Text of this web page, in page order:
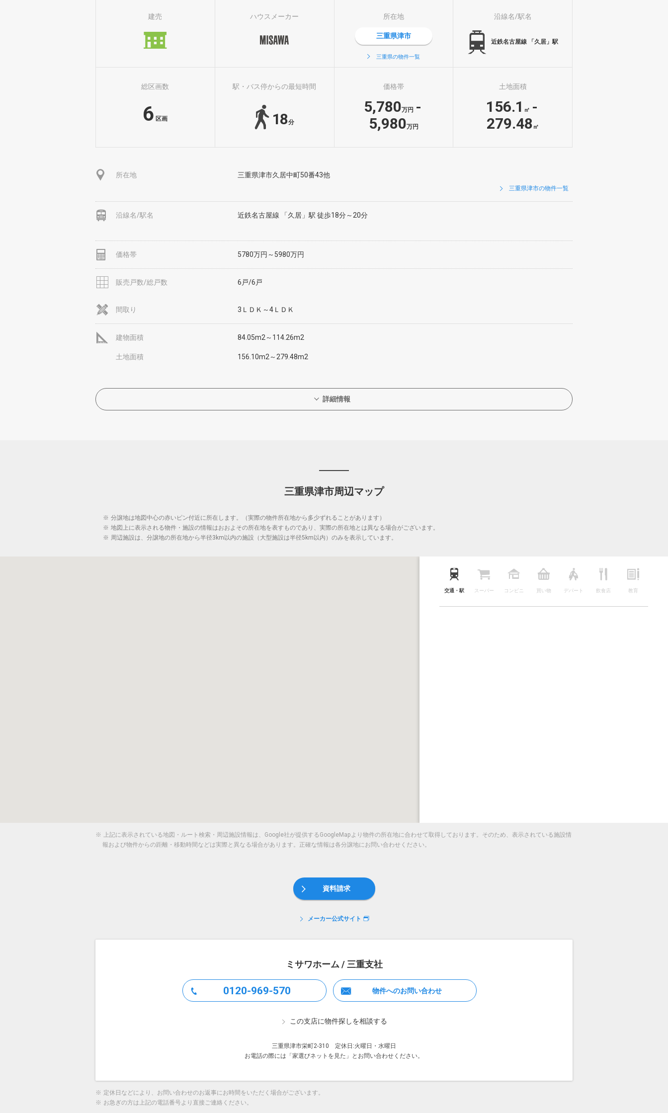
建売 ハウスメーカー 所在地
三重県津市
三重県の物件一覧
沿線名/駅名
近鉄名古屋線 「久居」駅
総区画数
6 区画
駅・バス停からの最短時間
18分
価格帯
5,780万円 -
5,980万円
土地面積
156.1 ㎡ -
279.48 ㎡
所在地 三重県津市久居中町50番43他
三重県津市の物件一覧
沿線名/駅名 近鉄名古屋線 「久居」駅 徒歩18分～20分
価格帯 5780万円～5980万円
販売戸数/総戸数 6戸/6戸
間取り 3ＬＤＫ～4ＬＤＫ
建物面積 84.05m2～114.26m2
土地面積 156.10m2～279.48m2
詳細情報
三重県津市周辺マップ
※ 分譲地は地図中心の赤いピン付近に所在します。（実際の物件所在地から多少ずれることがあります）
※ 地図上に表示される物件・施設の情報はおおよその所在地を表すものであり、実際の所在地とは異なる場合がございます。
※ 周辺施設は、分譲地の所在地から半径3km以内の施設（大型施設は半径5km以内）のみを表示しています。
交通・駅 スーパー コンビニ 買い物 デパート 飲食店 教育
※
上記に表示されている地図・ルート検索・周辺施設情報は、Google社が提供するGoogleMapより物件の所在地に合わせて取得しております。そのため、表示されている施設情
報および物件からの距離・移動時間などは実際と異なる場合があります。正確な情報は各分譲地にお問い合わせください。
資料請求
メーカー公式サイト
ミサワホーム / 三重支社
0120-969-570 物件へのお問い合わせ
この支店に物件探しを相談する
三重県津市栄町2-310 定休日:火曜日・水曜日
お電話の際には「家選びネットを見た」とお問い合わせください。
※ 定休日などにより、お問い合わせのお返事にお時間をいただく場合がございます。
※ お急ぎの方は上記の電話番号より直接ご連絡ください。